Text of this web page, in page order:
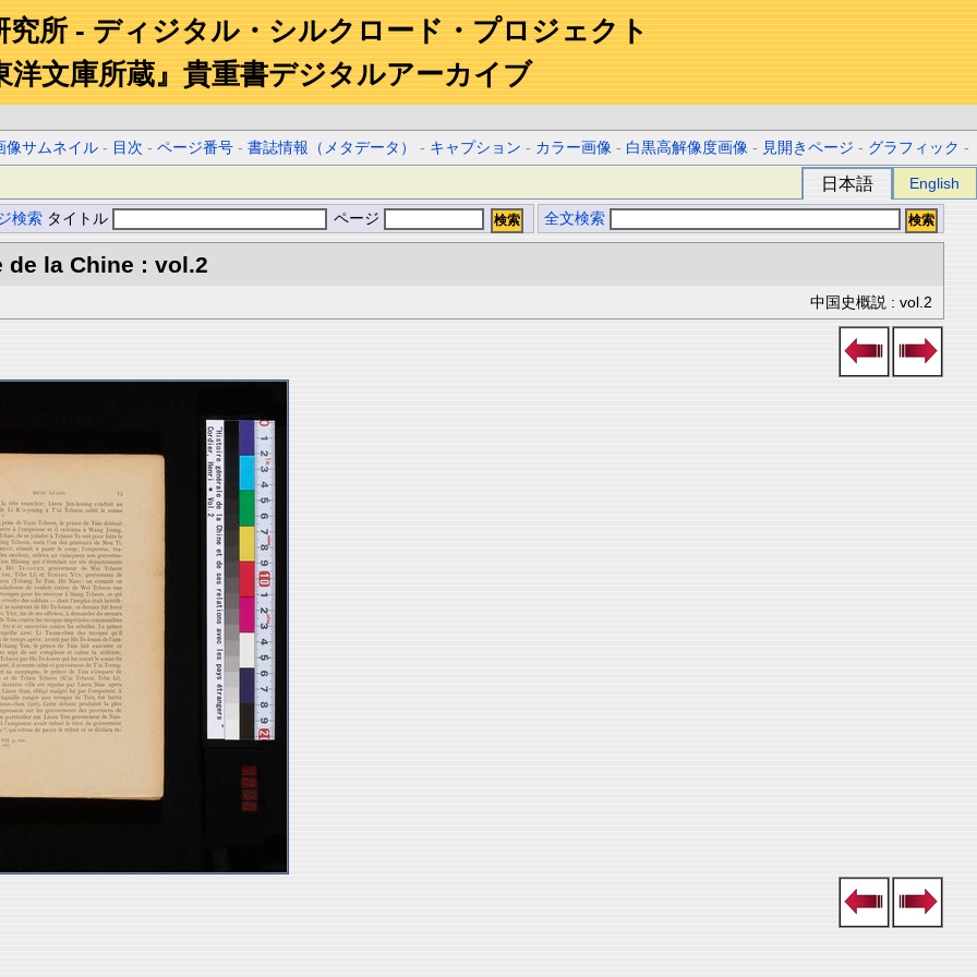
究所 - ディジタル・シルクロード・プロジェクト
洋文庫所蔵』貴重書デジタルアーカイブ
像サムネイル - 目次 -ページ番号 -書誌情報（メタデータ） - キャプション - カラー画像 - 白黒高解像度画像 - 見開きページ - グラフィック -
日本語 English
検索 タイトル ページ 全文検索
de la Chine : vol.2
中国史概説 : vol.2